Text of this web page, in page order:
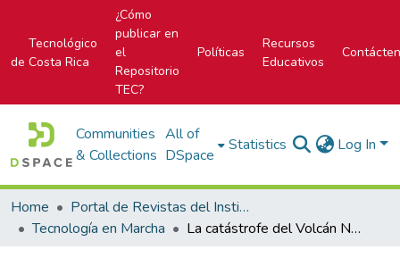
Tecnológico
de Costa Rica
¿Cómo
publicar en
el
Repositorio
TEC?
Políticas
Recursos
Educativos
Communities
& Collections
All of
DSpace
Statistics Log In
Home
Portal de Revistas del Instituto Tecnológico de Costa Rica
Tecnología en Marcha
La catástrofe del Volcán Nevado del Ruiz (1985), Colombia: una perspectiva hacia la realidad volcánica en Costa Rica